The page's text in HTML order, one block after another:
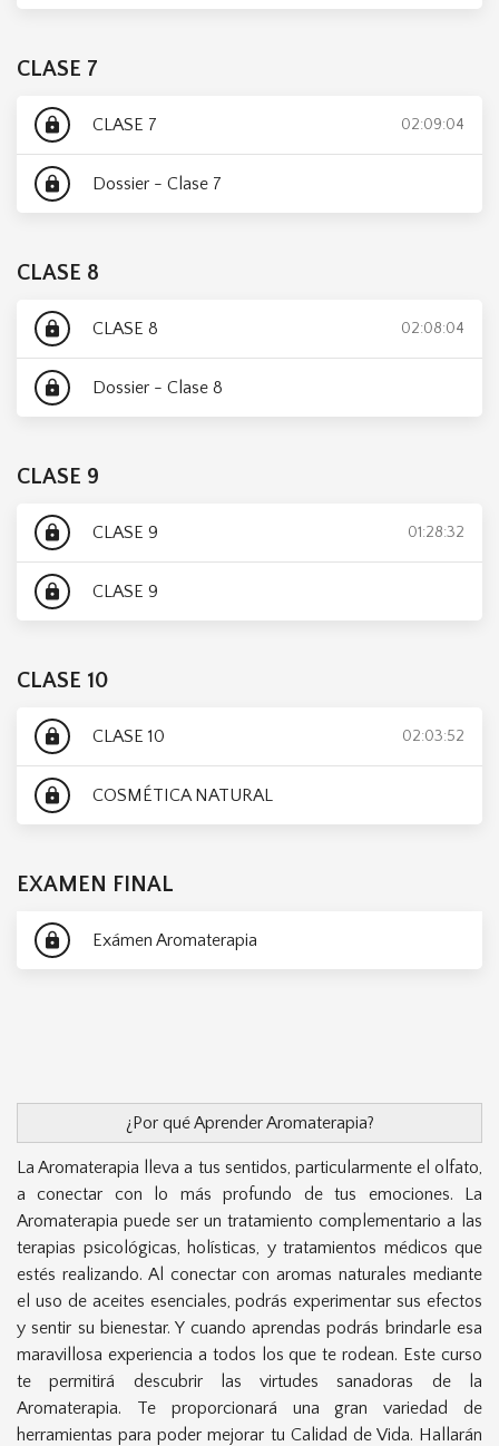
CLASE 7
lock CLASE 7 02:09:04
lock Dossier - Clase 7
CLASE 8
lock CLASE 8 02:08:04
lock Dossier - Clase 8
CLASE 9
lock CLASE 9 01:28:32
lock CLASE 9
CLASE 10
lock CLASE 10 02:03:52
lock COSMÉTICA NATURAL
EXAMEN FINAL
lock Exámen Aromaterapia
¿Por qué Aprender Aromaterapia?
La Aromaterapia lleva a tus sentidos, particularmente el olfato,
a conectar con lo más profundo de tus emociones. La
Aromaterapia puede ser un tratamiento complementario a las
terapias psicológicas, holísticas, y tratamientos médicos que
estés realizando. Al conectar con aromas naturales mediante
el uso de aceites esenciales, podrás experimentar sus efectos
y sentir su bienestar. Y cuando aprendas podrás brindarle esa
maravillosa experiencia a todos los que te rodean. Este curso
te permitirá descubrir las virtudes sanadoras de la
Aromaterapia. Te proporcionará una gran variedad de
herramientas para poder mejorar tu Calidad de Vida. Hallarán